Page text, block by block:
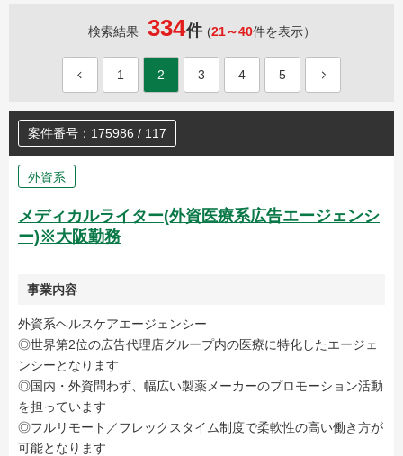
検索結果 334件 (21～40件を表示）
1 2 3 4 5
案件番号：175986 / 117
外資系
メディカルライター(外資医療系広告エージェンシ
ー)※大阪勤務
事業内容
外資系ヘルスケアエージェンシー
◎世界第2位の広告代理店グループ内の医療に特化したエージェ
ンシーとなります
◎国内・外資問わず、幅広い製薬メーカーのプロモーション活動
を担っています
◎フルリモート／フレックスタイム制度で柔軟性の高い働き方が
可能となります